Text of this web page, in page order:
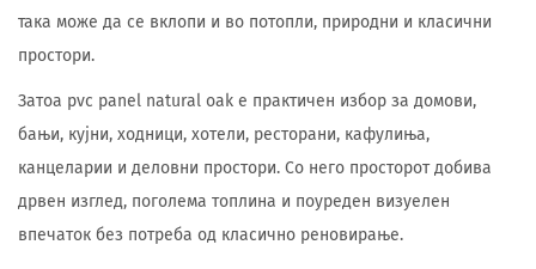
така може да се вклопи и во потопли, природни и класични
простори.
Затоа pvc panel natural oak е практичен избор за домови,
бањи, кујни, ходници, хотели, ресторани, кафулиња,
канцеларии и деловни простори. Со него просторот добива
дрвен изглед, поголема топлина и поуреден визуелен
впечаток без потреба од класично реновирање.